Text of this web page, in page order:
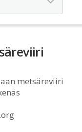
metsäreviiri